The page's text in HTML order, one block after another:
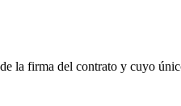
la firma del contrato y cuyo